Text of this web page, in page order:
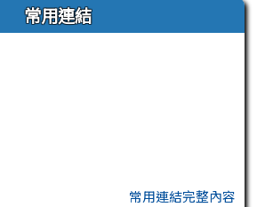
常用連結
常用連結完整內容